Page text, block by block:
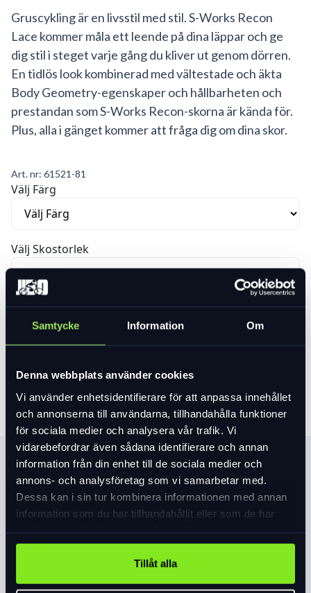
Samtycke Information Om
Denna webbplats använder cookies
Vi använder enhetsidentifierare för att anpassa innehållet
och annonserna till användarna, tillhandahålla funktioner
för sociala medier och analysera vår trafik. Vi
vidarebefordrar även sådana identifierare och annan
information från din enhet till de sociala medier och
annons- och analysföretag som vi samarbetar med.
Dessa kan i sin tur kombinera informationen med annan
information som du har tillhandahållit eller som de har
Tillåt alla
Gruscykling är en livsstil med stil. S-Works Recon
Lace kommer måla ett leende på dina läppar och ge
dig stil i steget varje gång du kliver ut genom dörren.
En tidlös look kombinerad med vältestade och äkta
Body Geometry-egenskaper och hållbarheten och
prestandan som S-Works Recon-skorna är kända för.
Plus, alla i gänget kommer att fråga dig om dina skor.
Art. nr: 61521-81
Välj Färg
Välj Skostorlek
4 299 kr
Produktinformation
Skapade med syfte. Backat av vetenskap. Vår Body
Geometry-trio med längsgående båge,
metatarsalknapp och varuskil i skon fungerar
tillsammans för att öka effektivitet, få höft, knä
och fot i en bra linje med varandra och minska
risken för skador.